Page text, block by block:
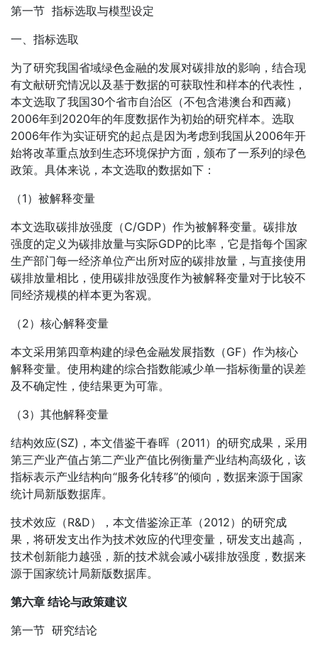
第一节 指标选取与模型设定
一、指标选取
为了研究我国省域绿色金融的发展对碳排放的影响，结合现
有文献研究情况以及基于数据的可获取性和样本的代表性，
本文选取了我国30个省市自治区（不包含港澳台和西藏）
2006年到2020年的年度数据作为初始的研究样本。选取
2006年作为实证研究的起点是因为考虑到我国从2006年开
始将改革重点放到生态环境保护方面，颁布了一系列的绿色
政策。具体来说，本文选取的数据如下：
（1）被解释变量
本文选取碳排放强度（C/GDP）作为被解释变量。碳排放
强度的定义为碳排放量与实际GDP的比率，它是指每个国家
生产部门每一经济单位产出所对应的碳排放量，与直接使用
碳排放量相比，使用碳排放强度作为被解释变量对于比较不
同经济规模的样本更为客观。
（2）核心解释变量
本文采用第四章构建的绿色金融发展指数（GF）作为核心
解释变量。使用构建的综合指数能减少单一指标衡量的误差
及不确定性，使结果更为可靠。
（3）其他解释变量
结构效应(SZ)，本文借鉴干春晖（2011）的研究成果，采用
第三产业产值占第二产业产值比例衡量产业结构高级化，该
指标表示产业结构向“服务化转移”的倾向，数据来源于国家
统计局新版数据库。
技术效应（R&D），本文借鉴涂正革（2012）的研究成
果，将研发支出作为技术效应的代理变量，研发支出越高，
技术创新能力越强，新的技术就会减小碳排放强度，数据来
源于国家统计局新版数据库。
第六章 结论与政策建议
第一节 研究结论